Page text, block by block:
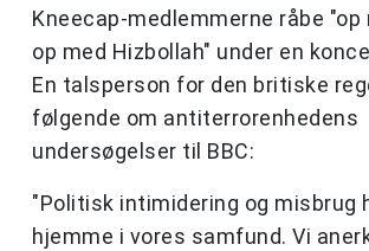
Kneecap-medlemmerne råbe "op
op med Hizbollah" under en
En talsperson for den britiske
følgende om antiterrorenhedens
undersøgelser til BBC:
"Politisk intimidering og misbrug
hjemme i vores samfund. Vi